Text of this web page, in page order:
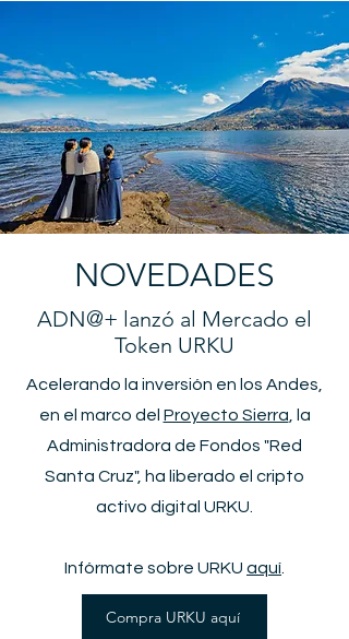
NOVEDADES
ADN@+ lanzó al Mercado el
Token URKU
Acelerando la inversión en los Andes,
en el marco del Proyecto Sierra , la
Administradora de Fondos "Red
Santa Cruz", ha liberado el cripto
activo digital URKU.
Infórmate sobre URKU aquí
Compra URKU aquí